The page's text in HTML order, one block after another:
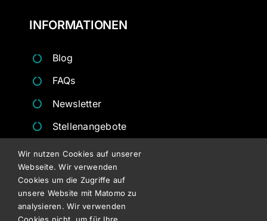
INFORMATIONEN
Blog
FAQs
Newsletter
Stellenangebote
Angebote
Besichtigungsformulare
RECHTLICHES
Wir nutzen Cookies auf unserer
Webseite. Wir verwenden
Cookies um die Zugriffe auf
unsere Website mit Matomo zu
analysieren. Wir verwenden